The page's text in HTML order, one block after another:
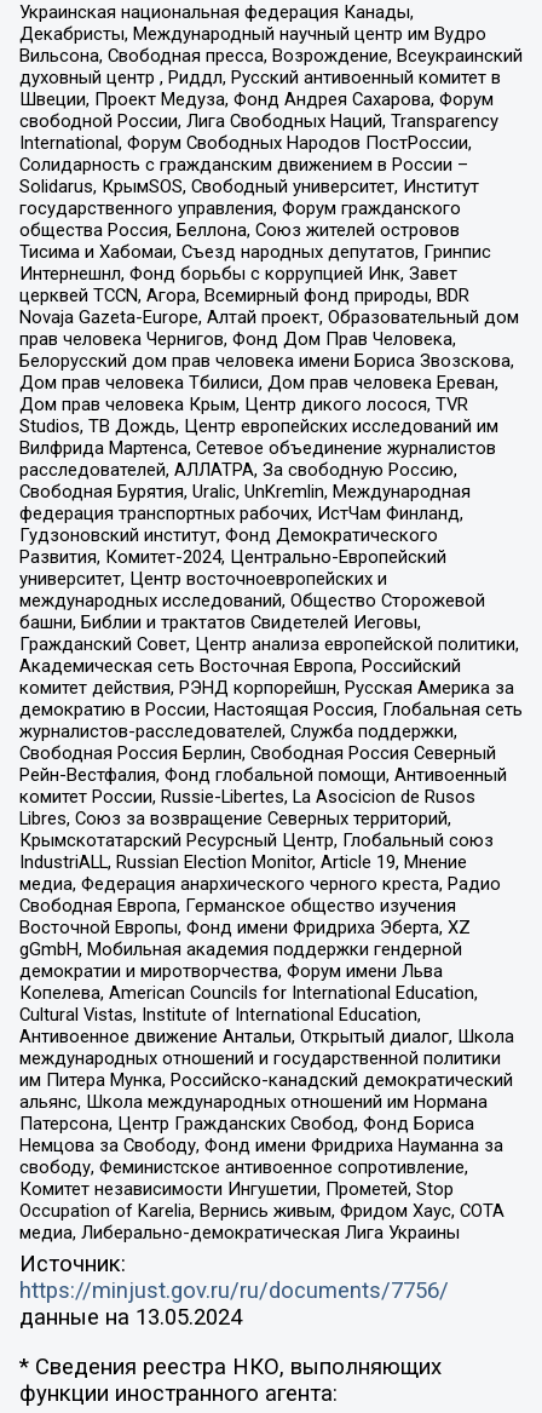
Украинская национальная федерация Канады,
Декабристы, Международный научный центр им Вудро
Вильсона, Свободная пресса, Возрождение, Всеукраинский
духовный центр , Риддл, Русский антивоенный комитет в
Швеции, Проект Медуза, Фонд Андрея Сахарова, Форум
свободной России, Лига Свободных Наций, Transparеncy
International, Форум Свободных Народов ПостРоссии,
Солидарность с гражданским движением в России –
Solidarus, КрымSOS, Свободный университет, Институт
государственного управления, Форум гражданского
общества Россия, Беллона, Союз жителей островов
Тисима и Хабомаи, Съезд народных депутатов, Гринпис
Интернешнл, Фонд борьбы с коррупцией Инк, Завет
церквей TCCN, Агора, Всемирный фонд природы, BDR
Novaja Gazeta-Europe, Алтай проект, Образовательный дом
прав человека Чернигов, Фонд Дом Прав Человека,
Белорусский дом прав человека имени Бориса Звозскова,
Дом прав человека Тбилиси, Дом прав человека Ереван,
Дом прав человека Крым, Центр дикого лосося, TVR
Studios, ТВ Дождь, Центр европейских исследований им
Вилфрида Мартенса, Сетевое объединение журналистов
расследователей, АЛЛАТРА, За свободную Россию,
Свободная Бурятия, Uralic, UnKremlin, Международная
федерация транспортных рабочих, ИстЧам Финланд,
Гудзоновский институт, Фонд Демократического
Развития, Комитет-2024, Центрально-Европейский
университет, Центр восточноевропейских и
международных исследований, Общество Сторожевой
башни, Библии и трактатов Свидетелей Иеговы,
Гражданский Совет, Центр анализа европейской политики,
Академическая сеть Восточная Европа, Российский
комитет действия, РЭНД корпорейшн, Русская Америка за
демократию в России, Настоящая Россия, Глобальная сеть
журналистов-расследователей, Служба поддержки,
Свободная Россия Берлин, Свободная Россия Северный
Рейн-Вестфалия, Фонд глобальной помощи, Антивоенный
комитет России, Russie-Libertes, La Asocicion de Rusos
Libres, Союз за возвращение Северных территорий,
Крымскотатарский Ресурсный Центр, Глобальный союз
IndustriALL, Russian Election Monitor, Article 19, Мнение
медиа, Федерация анархического черного креста, Радио
Свободная Европа, Германское общество изучения
Восточной Европы, Фонд имени Фридриха Эберта, XZ
gGmbH, Мобильная академия поддержки гендерной
демократии и миротворчества, Форум имени Льва
Копелева, American Councils for International Education,
Cultural Vistas, Institute of International Education,
Антивоенное движение Антальи, Открытый диалог, Школа
международных отношений и государственной политики
им Питера Мунка, Российско-канадский демократический
альянс, Школа международных отношений им Нормана
Патерсона, Центр Гражданских Свобод, Фонд Бориса
Немцова за Свободу, Фонд имени Фридриха Науманна за
свободу, Феминистское антивоенное сопротивление,
Комитет независимости Ингушетии, Прометей, Stop
Occupation of Karelia, Вернись живым, Фридом Хаус, СОТА
медиа, Либерально-демократическая Лига Украины
Источник:
https://minjust.gov.ru/ru/documents/7756/
данные на 13.05.2024
* Сведения реестра НКО, выполняющих
функции иностранного агента: